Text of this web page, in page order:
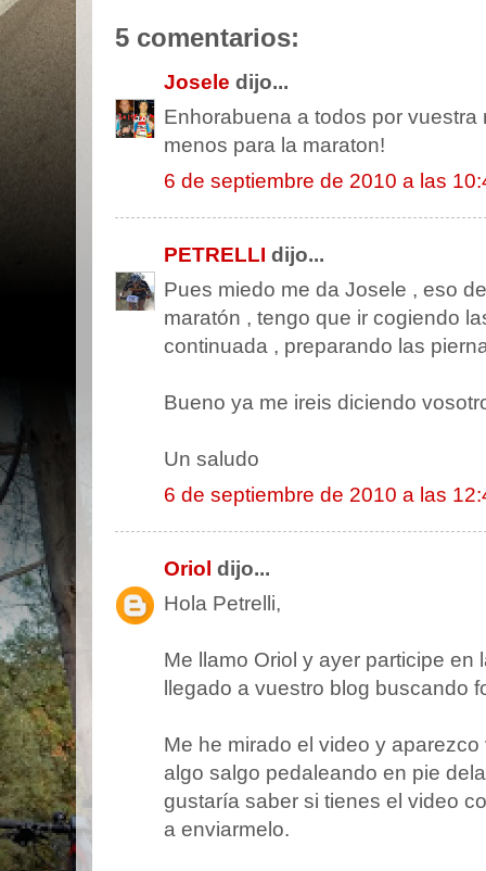
5 comentarios:
Josele dijo...
Enhorabuena a todos por
menos para la maraton!
6 de septiembre de 2010 a las
PETRELLI dijo...
Pues miedo me da Josele , eso
maratón , tengo que ir cogiendo
continuada , preparando las
Bueno ya me ireis diciendo
Un saludo
6 de septiembre de 2010 a las
Oriol dijo...
Hola Petrelli,
Me llamo Oriol y ayer participe en
llegado a vuestro blog buscando
Me he mirado el video y
algo salgo pedaleando en pie
gustaría saber si tienes el video
a enviarmelo.